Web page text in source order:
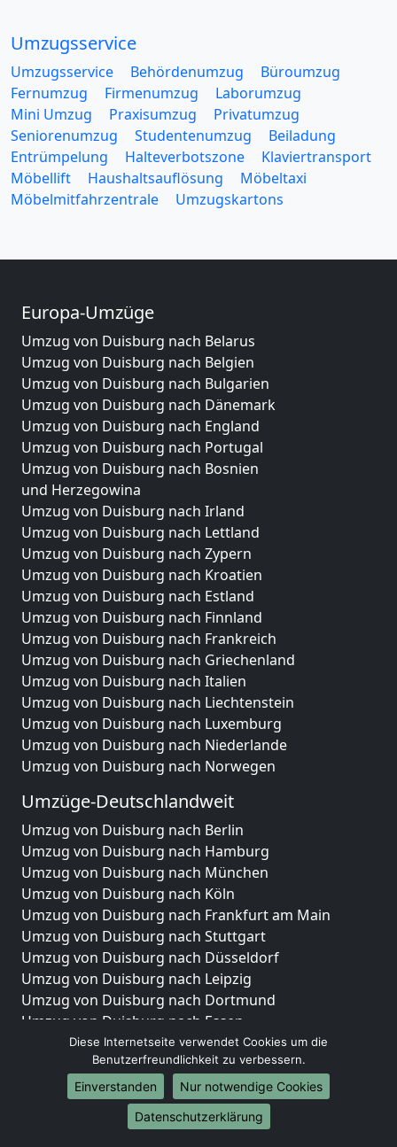
Umzugsservice
Umzugsservice Behördenumzug
Büroumzug
Fernumzug
Firmenumzug
Laborumzug
Mini Umzug
Praxisumzug
Privatumzug
Seniorenumzug
Studentenumzug
Beiladung
Entrümpelung
Halteverbotszone
Klaviertransport
Möbellift
Haushaltsauflösung
Möbeltaxi
Möbelmitfahrzentrale
Umzugskartons
Europa-Umzüge
Umzug von Duisburg nach Belarus
Umzug von Duisburg nach Belgien
Umzug von Duisburg nach Bulgarien
Umzug von Duisburg nach Dänemark
Umzug von Duisburg nach England
Umzug von Duisburg nach Portugal
Umzug von Duisburg nach Bosnien
und Herzegowina
Umzug von Duisburg nach Irland
Umzug von Duisburg nach Lettland
Umzug von Duisburg nach Zypern
Umzug von Duisburg nach Kroatien
Umzug von Duisburg nach Estland
Umzug von Duisburg nach Finnland
Umzug von Duisburg nach Frankreich
Umzug von Duisburg nach Griechenland
Umzug von Duisburg nach Italien
Umzug von Duisburg nach Liechtenstein
Umzug von Duisburg nach Luxemburg
Umzug von Duisburg nach Niederlande
Umzug von Duisburg nach Norwegen
Umzüge-Deutschlandweit
Umzug von Duisburg nach Berlin
Umzug von Duisburg nach Hamburg
Umzug von Duisburg nach München
Umzug von Duisburg nach Köln
Umzug von Duisburg nach Frankfurt am Main
Umzug von Duisburg nach Stuttgart
Umzug von Duisburg nach Düsseldorf
Umzug von Duisburg nach Leipzig
Umzug von Duisburg nach Dortmund
Umzug von Duisburg nach Essen
Umzug von Duisburg nach Bremen
Umzug von Duisburg nach Dresden
Umzug von Duisburg nach Hannover
Umzug von Duisburg nach Nürnberg
Umzug von Duisburg nach Duisburg
Diese Internetseite verwendet Cookies um die
Benutzerfreundlichkeit zu verbessern.
Einverstanden
Nur notwendige Cookies
Datenschutzerklärung